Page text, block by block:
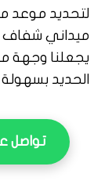
لتحديد موعد
ميداني شفاف
يجعلنا وجهة
الحديد بسهولة
تواصل